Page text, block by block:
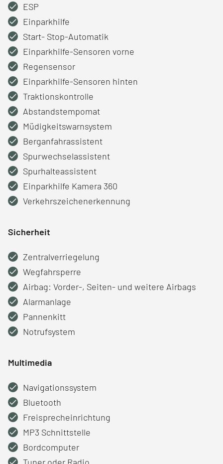
ESP
Einparkhilfe
Start- Stop-Automatik
Einparkhilfe-Sensoren vorne
Regensensor
Einparkhilfe-Sensoren hinten
Traktionskontrolle
Abstandstempomat
Müdigkeitswarnsystem
Berganfahrassistent
Spurwechselassistent
Spurhalteassistent
Einparkhilfe Kamera 360
Verkehrszeichenerkennung
Sicherheit
Zentralverriegelung
Wegfahrsperre
Airbag: Vorder-, Seiten- und weitere Airbags
Alarmanlage
Pannenkitt
Notrufsystem
Multimedia
Navigationssystem
Bluetooth
Freisprecheinrichtung
MP3 Schnittstelle
Bordcomputer